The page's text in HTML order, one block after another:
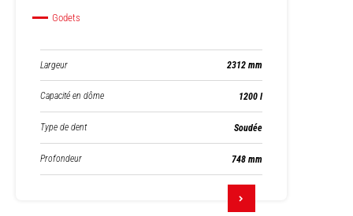
Godets
Largeur 2312 mm
Capacité en dôme 1200 l
Type de dent Soudée
Profondeur 748 mm